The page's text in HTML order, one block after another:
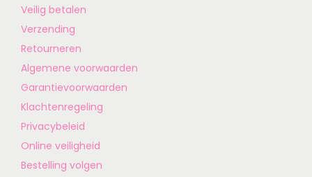
Veilig betalen
Verzending
Retourneren
Algemene voorwaarden
Garantievoorwaarden
Klachtenregeling
Privacybeleid
Online veiligheid
Bestelling volgen